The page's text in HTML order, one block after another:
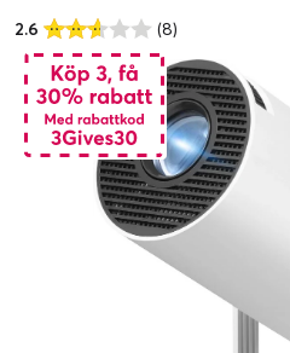
2.6
(8)